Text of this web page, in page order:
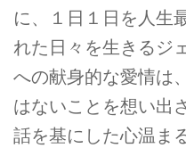
に、１日１日を人生
れた日々を生きるジ
への献身的な愛情は
はないことを想い出
話を基にした心温ま